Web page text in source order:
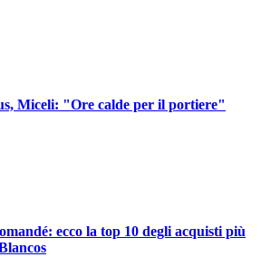
Miceli: "Ore calde per il portiere"
ecco la top 10 degli acquisti più